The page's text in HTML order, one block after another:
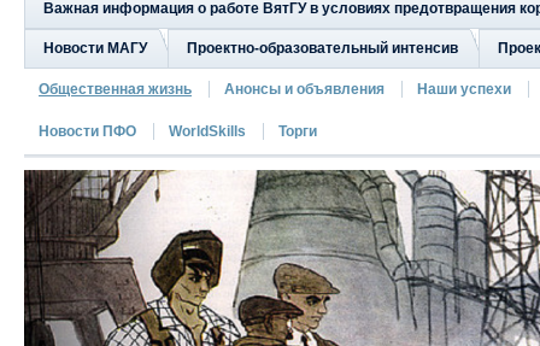
Важная информация о работе ВятГУ в условиях предотвращения
Новости МАГУ Проектно-образовательный интенсив
Общественная жизнь Анонсы и объявления Наши успехи
Новости ПФО WorldSkills Торги